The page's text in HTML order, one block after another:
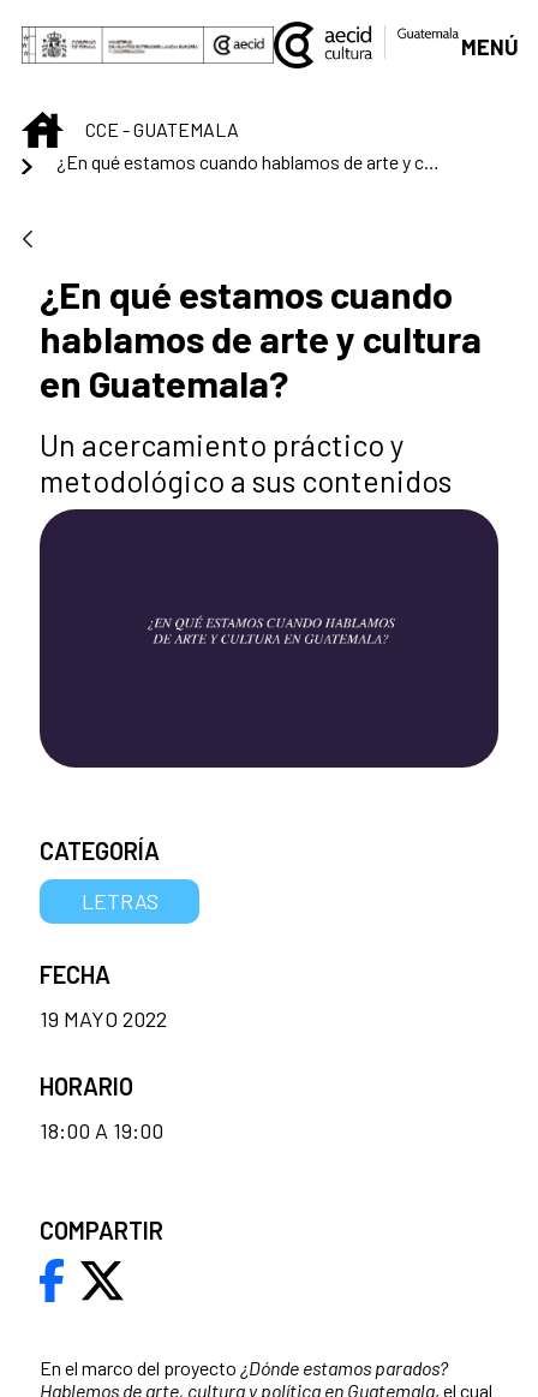
Saltar al contenido principal
MENÚ
INICIOCCE - GUATEMALA
¿En qué estamos cuando hablamos de arte y cultura en Guatemala?
¿En qué estamos cuando
hablamos de arte y cultura
en Guatemala?
Un acercamiento práctico y
metodológico a sus contenidos
En el marco del proyecto ¿Dónde estamos parados?
Hablemos de arte, cultura y política en Guatemala, el cual
CATEGORÍA
LETRAS
FECHA
19 MAYO 2022
HORARIO
18:00 A 19:00
COMPARTIR